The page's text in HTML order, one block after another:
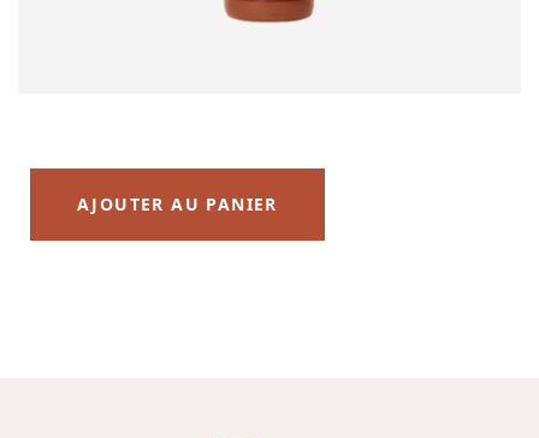
AJOUTER AU PANIER